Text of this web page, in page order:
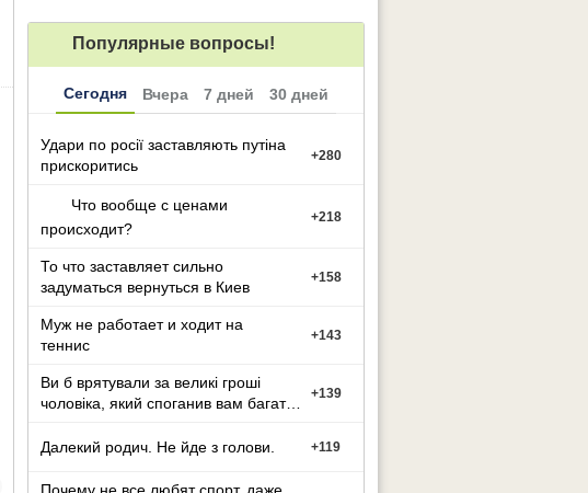
Популярные вопросы!
Сегодня Вчера 7 дней 30 дней
Удари по росії заставляють путіна
прискоритись
+280
Что вообще с ценами
происходит?
+218
То что заставляет сильно
задуматься вернуться в Киев
+158
Муж не работает и ходит на
теннис
+143
Ви б врятували за великі гроші
чоловіка, який споганив вам багато
+139
Далекий родич. Не йде з голови. +119